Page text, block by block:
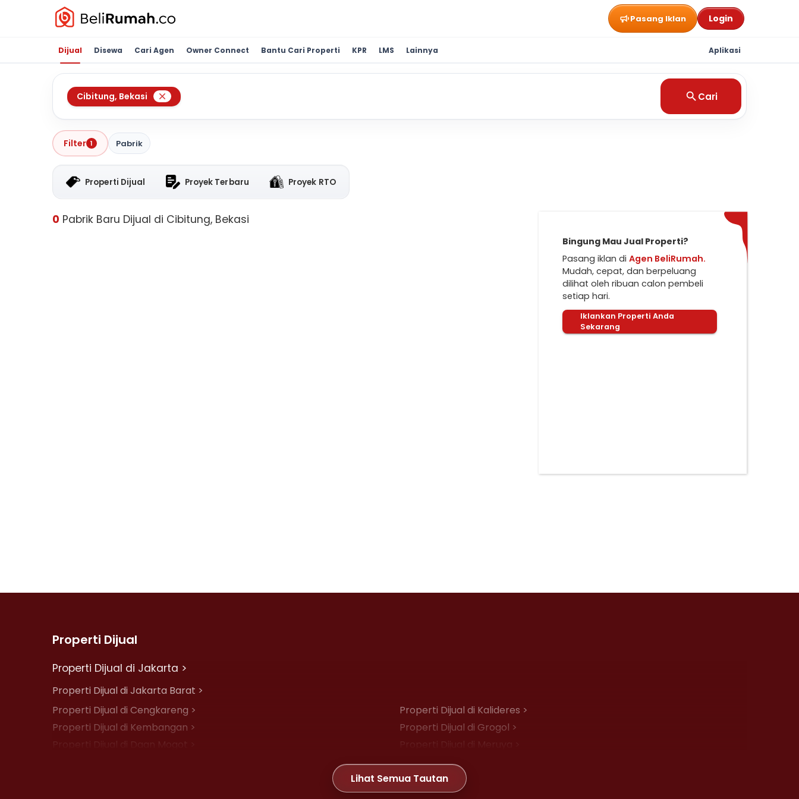
Pasang Iklan Login
Dijual Disewa Cari Agen Owner Connect Bantu Cari Properti KPR LMS Lainnya Aplikasi
Cibitung, Bekasi Cari
Filter 1 Pabrik
Properti Dijual Proyek Terbaru Proyek RTO
0 Pabrik Baru Dijual di Cibitung, Bekasi
Bingung Mau Jual Properti?
Pasang iklan di Agen BeliRumah.
Mudah, cepat, dan berpeluang
dilihat oleh ribuan calon pembeli
setiap hari.
Iklankan Properti Anda
Sekarang
Properti Dijual
Properti Dijual di Jakarta >
Properti Dijual di Jakarta Barat >
Properti Dijual di Cengkareng >
Properti Dijual di Kalideres >
Properti Dijual di Kembangan >
Properti Dijual di Grogol >
Properti Dijual di Daan Mogot >
Properti Dijual di Meruya >
Properti Dijual di Joglo >
Lihat Semua Tautan